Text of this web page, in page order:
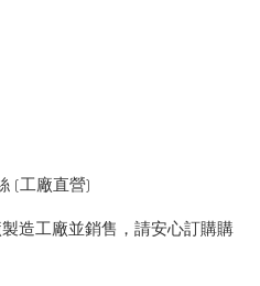
(工廠直營)
造工廠並銷售，請安心訂購購